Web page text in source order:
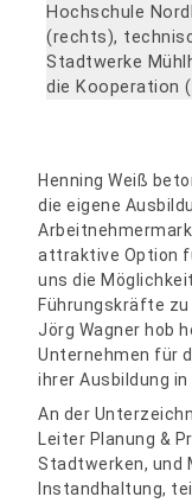
Hochschule
(rechts),
Stadtwerke
die Kooperation
Henning Weiß
die eigene
attraktive Option
uns die
Führungskräfte zu
Jörg Wagner hob
Unternehmen für
ihrer Ausbildung
An der
Leiter Planung &
Stadtwerken, und
Instandhaltung,